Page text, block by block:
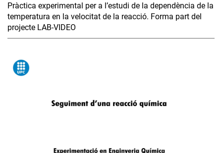
Pràctica experimental per a l’estudi de la dependència de la
temperatura en la velocitat de la reacció. Forma part del
projecte LAB-VIDEO